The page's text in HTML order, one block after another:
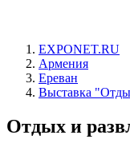
EXPONET.RU
Армения
Ереван
Выставка
Отдых и